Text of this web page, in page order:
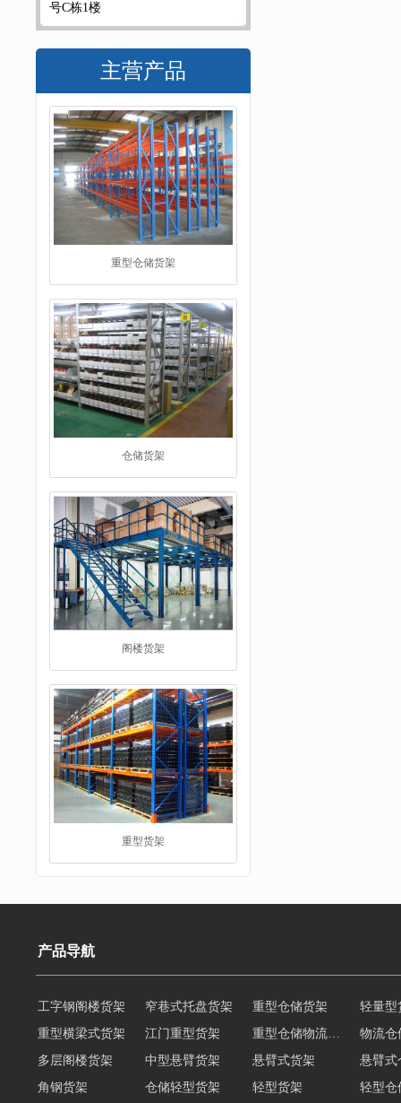
号C栋1楼
主营产品
重型仓储货架
仓储货架
阁楼货架
重型货架
产品导航
工字钢阁楼货架 窄巷式托盘货架 重型仓储货架
轻量型
重型横梁式货架
江门重型货架
物流仓
多层阁楼货架
中型悬臂货架 悬臂式货架
悬臂
角钢货架
仓储轻型货架 轻型货架
轻型仓